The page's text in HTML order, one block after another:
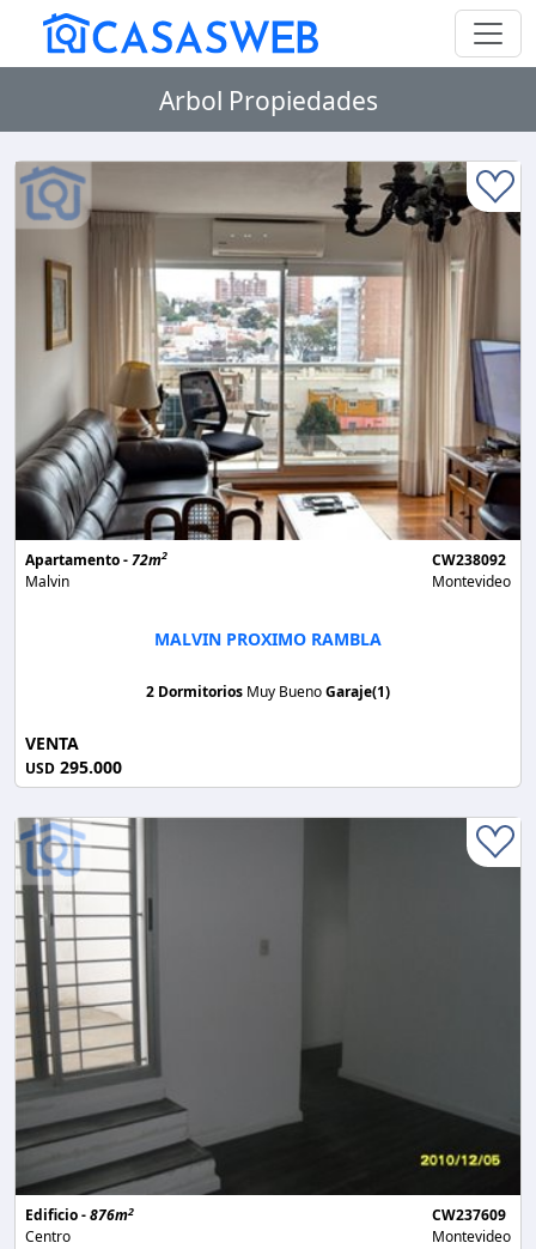
Arbol Propiedades
Apartamento -72m2
Malvin
CW238092
Montevideo
MALVIN PROXIMO RAMBLA
2 Dormitorios Muy BuenoGaraje(1)
VENTA
USD 295.000
Edificio -876m2
Centro
CW237609
Montevideo